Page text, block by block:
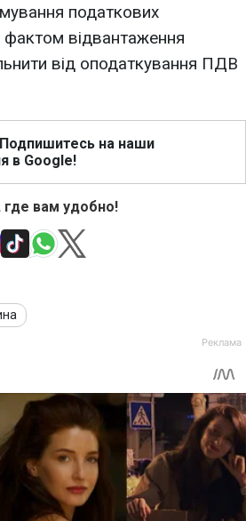
податкових
відвантаження
від оподаткування ПДВ
на наши
в Google!
где вам удобно!